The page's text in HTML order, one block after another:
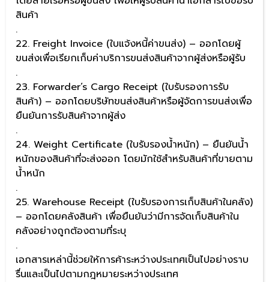
สินค้า
.
22. Freight Invoice (ใบแจ้งหนี้ค่าขนส่ง) – ออกโดยผู้
ขนส่งเพื่อเรียกเก็บค่าบริการขนส่งสินค้าจากผู้ส่งหรือผู้รับ
.
23. Forwarder’s Cargo Receipt (ใบรับรองการรับ
สินค้า) – ออกโดยบริษัทขนส่งสินค้าหรือผู้จัดการขนส่งเพื่อ
ยืนยันการรับสินค้าจากผู้ส่ง
.
24. Weight Certificate (ใบรับรองน้ำหนัก) – ยืนยันน้ำ
หนักของสินค้าที่จะส่งออก โดยมักใช้สำหรับสินค้าที่ขายตาม
น้ำหนัก
.
25. Warehouse Receipt (ใบรับรองการเก็บสินค้าในคลัง)
– ออกโดยคลังสินค้า เพื่อยืนยันว่ามีการจัดเก็บสินค้าใน
คลังอย่างถูกต้องตามที่ระบุ
.
เอกสารเหล่านี้ช่วยให้การค้าระหว่างประเทศเป็นไปอย่างราบ
รื่นและเป็นไปตามกฎหมายระหว่างประเทศ